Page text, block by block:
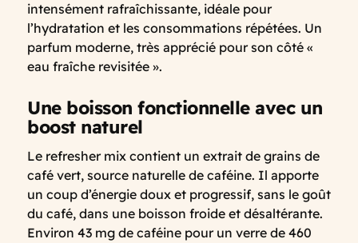
intensément rafraîchissante, idéale pour
l’hydratation et les consommations répétées. Un
parfum moderne, très apprécié pour son côté «
eau fraîche revisitée ».
Une boisson fonctionnelle avec un
boost naturel
Le refresher mix contient un extrait de grains de
café vert, source naturelle de caféine. Il apporte
un coup d’énergie doux et progressif, sans le goût
du café, dans une boisson froide et désaltérante.
Environ 43 mg de caféine pour un verre de 460